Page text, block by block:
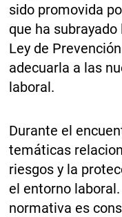
sido promovida
que ha
Ley de
adecuarla a las
laboral.
Durante el
temáticas
riesgos y la
el entorno
normativa es